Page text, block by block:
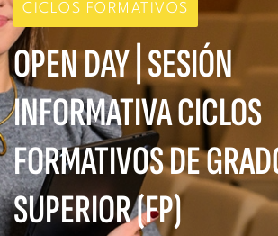
CICLOS FORMATIVOS
OPEN DAY | SESIÓN
INFORMATIVA CICLOS
FORMATIVOS DE
SUPERIOR (FP)